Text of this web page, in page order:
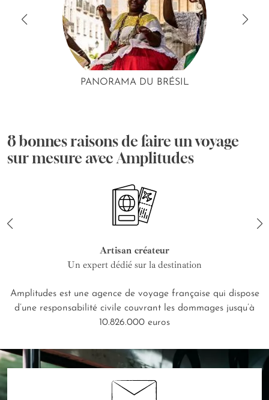
PANORAMA DU BRÉSIL
8 bonnes raisons de faire un voyage
sur mesure avec Amplitudes
Artisan créateur
Un expert dédié sur la destination
Amplitudes est une agence de voyage française qui dispose
d’une responsabilité civile couvrant les dommages jusqu’à
10.826.000 euros